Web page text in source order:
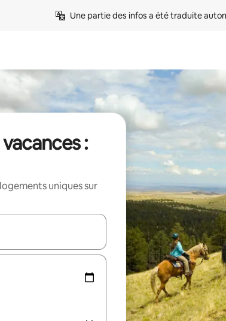
Une partie des infos a été traduite
:
uniques sur
parcourez-les en utilisant les flèches vers le haut